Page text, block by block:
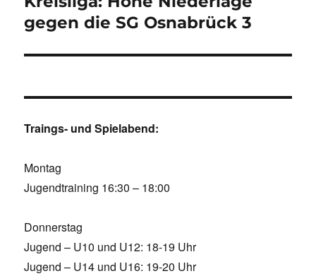
gegen die SG Osnabrück 3
Traings- und Spielabend:
Montag
Jugendtraining 16:30 – 18:00
Donnerstag
Jugend – U10 und U12: 18-19 Uhr
Jugend – U14 und U16: 19-20 Uhr